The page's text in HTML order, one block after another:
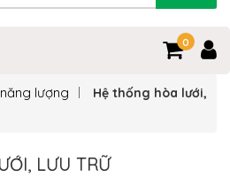
0
lượng
Hệ thống hòa lưới,
LƯU TRỮ